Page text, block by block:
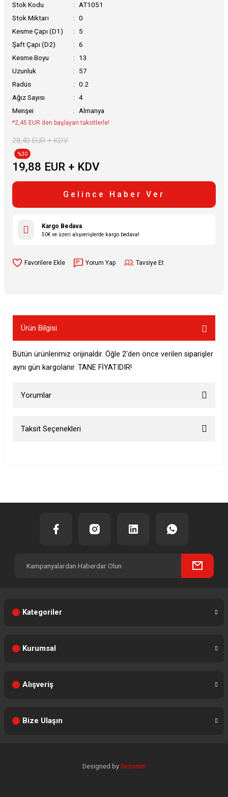
Stok Kodu
AT1051
Stok Miktarı
0
Kesme Çapı (D1)
5
Şaft Çapı (D2)
6
Kesme Boyu
13
Uzunluk
57
Radüs
0.2
Ağız Sayısı
4
Menşei
Almanya
*2,45 EUR den başlayan taksitlerle!
28,40 EUR + KDV
%30
19,88 EUR + KDV
Gelince Haber Ver
Kargo Bedava
50€ ve üzeri alışverişlerde kargo bedava!
Yorum Yap Tavsiye Et
Ürün Bilgisi
Bütün ürünlerimiz orijinaldir. Öğle 2'den önce verilen siparişler
aynı gün kargolanır. TANE FİYATIDIR!
Yorumlar
Taksit Seçenekleri
Kategoriler
Kurumsal
Alışveriş
Bize Ulaşın
Designed by Sezonim